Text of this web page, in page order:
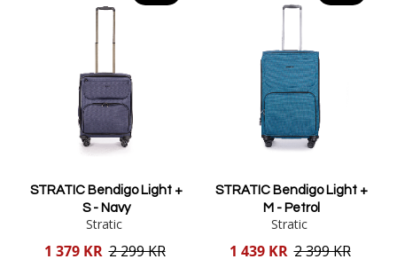
STRATIC Bendigo Light +
S - Navy
Stratic
Reducerat
1 379 KR 2 299 KR
STRATIC Bendigo Light +
M - Petrol
Stratic
Reducerat
1 439 KR 2 399 KR